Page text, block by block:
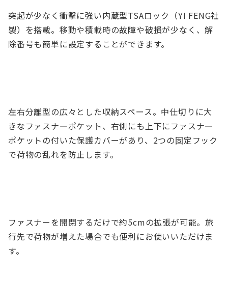
突起が少なく衝撃に強い内蔵型TSAロック（YI FENG社
製）を搭載。移動や積載時の故障や破損が少なく、解
除番号も簡単に設定することができます。
左右分離型の広々とした収納スペース。中仕切りに大
きなファスナーポケット、右側にも上下にファスナー
ポケットの付いた保護カバーがあり、2つの固定フック
で荷物の乱れを防止します。
ファスナーを開閉するだけで約5cmの拡張が可能。旅
行先で荷物が増えた場合でも便利にお使いいただけま
す。